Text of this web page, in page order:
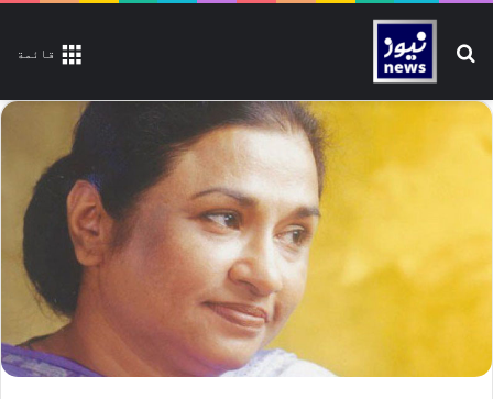
قائمة تلاش کیجیے